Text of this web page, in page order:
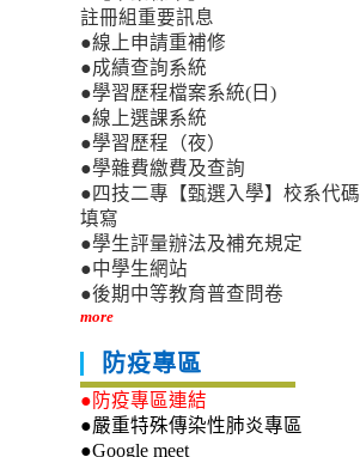
註冊組重要訊息
●線上申請重補修
●成績查詢系統
●學習歷程檔案系統(日)
●線上選課系統
●學習歷程（夜）
●學雜費繳費及查詢
●四技二專【甄選入學】校系代碼
填寫
●學生評量辦法及補充規定
●中學生網站
●後期中等教育普查問卷
more
防疫專區
●防疫專區連結
●嚴重特殊傳染性肺炎專區
●Google meet